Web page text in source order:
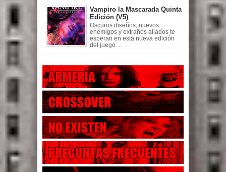
Vampiro la Mascarada Quinta
Edición (V5)
Oscuros diseños, nuevos
enemigos y extraños aliados te
esperan en esta nueva edición
del juego ...